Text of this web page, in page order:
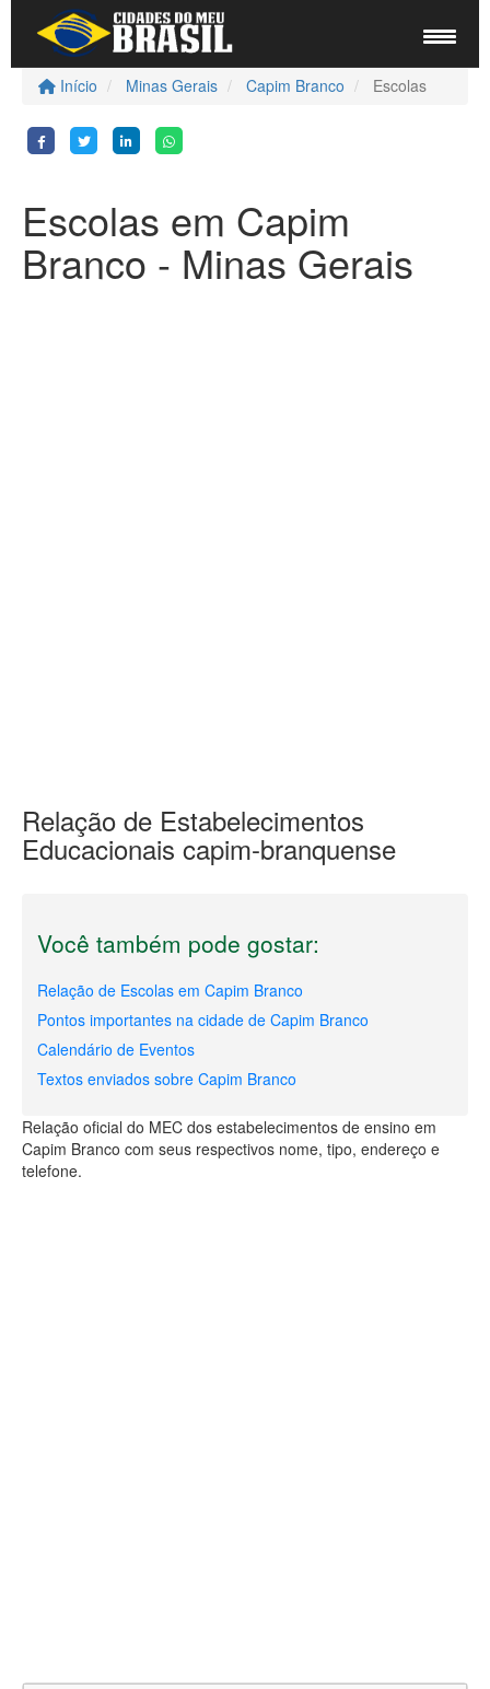
Início Minas Gerais Capim Branco Escolas
Escolas em Capim
Branco - Minas Gerais
Relação de Estabelecimentos
Educacionais capim-branquense
Você também pode gostar:
Relação de Escolas em Capim Branco
Pontos importantes na cidade de Capim Branco
Calendário de Eventos
Textos enviados sobre Capim Branco
Relação oficial do MEC dos estabelecimentos de ensino em
Capim Branco com seus respectivos nome, tipo, endereço e
telefone.